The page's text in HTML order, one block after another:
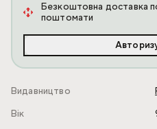
Безкоштовна доставка
поштомати
Видавництво
Вік